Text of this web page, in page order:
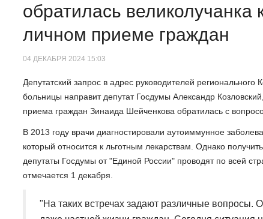
обратилась великолучанка
личном приеме граждан
04 ДЕКАБРЯ 2024 15:03
Депутатский запрос в адрес руководителей
больницы направит депутат Госдумы Александр
приема граждан Зинаида Шейченкова обратилась с
В 2013 году врачи диагностировали аутоиммунное
который относится к льготным лекарствам. Однако
депутаты Госдумы от "Единой России" проводят по всей
отмечается 1 декабря.
"На таких встречах задают различные вопросы.